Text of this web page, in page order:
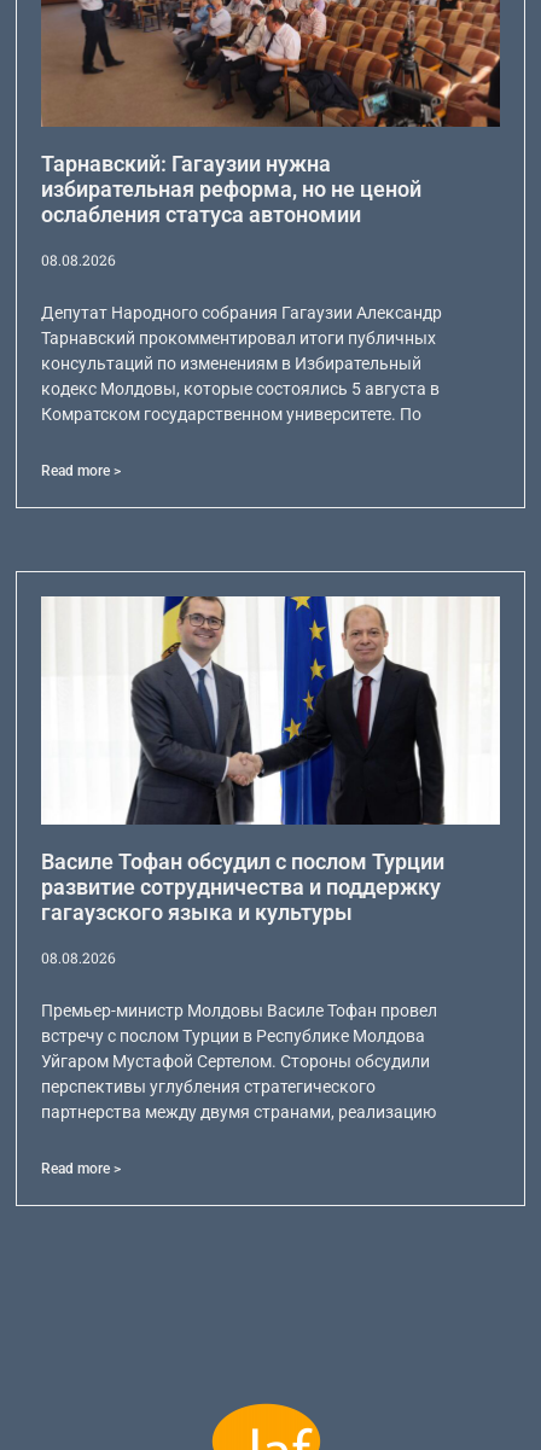
Тарнавский: Гагаузии нужна
избирательная реформа, но не ценой
ослабления статуса автономии
08.08.2026
Депутат Народного собрания Гагаузии Александр
Тарнавский прокомментировал итоги публичных
консультаций по изменениям в Избирательный
кодекс Молдовы, которые состоялись 5 августа в
Комратском государственном университете. По
Read more >
Василе Тофан обсудил с послом Турции
развитие сотрудничества и поддержку
гагаузского языка и культуры
08.08.2026
Премьер-министр Молдовы Василе Тофан провел
встречу с послом Турции в Республике Молдова
Уйгаром Мустафой Сертелом. Стороны обсудили
перспективы углубления стратегического
партнерства между двумя странами, реализацию
Read more >